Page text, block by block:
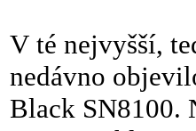
V té nejvyšší,
nedávno
Black SN8100.